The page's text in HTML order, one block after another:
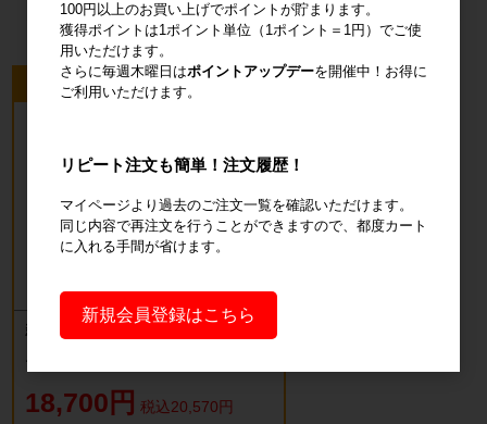
今回のピックアップ商品
新品 カゴ台車 ロールボックスパレッ
ブルー
18,700円 税込20,570円
100円以上のお買い上げでポイントが貯まります。
獲得ポイントは1ポイント単位（1ポイント＝1円）でご使
用いただけます。
さらに毎週木曜日はポイントアップデーを開催中！お得に
ご利用いただけます。
リピート注文も簡単！注文履歴！
マイページより過去のご注文一覧を確認いただけます。
同じ内容で再注文を行うことができますので、都度カート
に入れる手間が省けます。
新規会員登録はこちら